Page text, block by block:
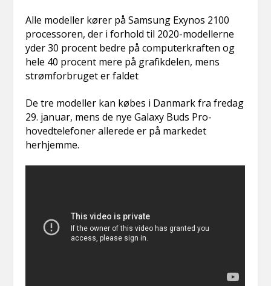
Alle modeller kører på Samsung Exynos 2100
processoren, der i forhold til 2020-modellerne
yder 30 procent bedre på computerkraften og
hele 40 procent mere på grafikdelen, mens
strømforbruget er faldet
De tre modeller kan købes i Danmark fra fredag
29. januar, mens de nye Galaxy Buds Pro-
hovedtelefoner allerede er på markedet
herhjemme.